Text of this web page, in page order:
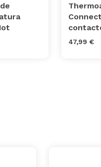
47,99 €